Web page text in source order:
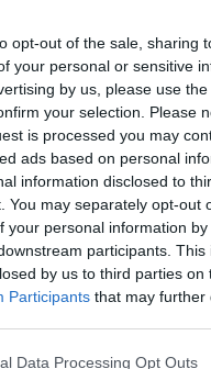
opt-out of the sale, sharing
your personal or sensitive
by us, please use
your selection. Please
is processed you may
ads based on personal
information disclosed to
You may separately opt-out
your personal information
participants.
by us to third parties on
Participants that may further
Data Processing Opt Outs